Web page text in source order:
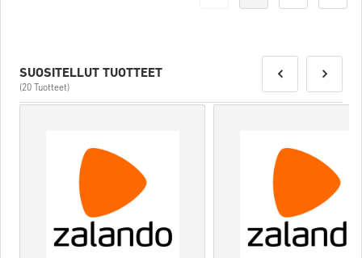
SUOSITELLUT TUOTTEET
(20 Tuotteet)